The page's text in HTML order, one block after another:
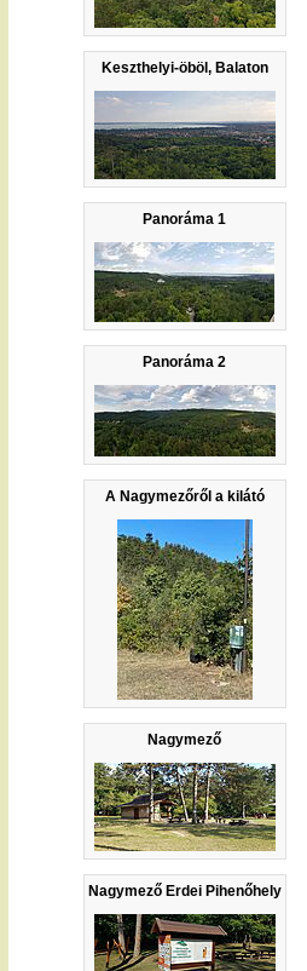
Keszthelyi-öböl, Balaton
Panoráma 1
Panoráma 2
A Nagymezőről a kilátó
Nagymező
Nagymező Erdei Pihenőhely